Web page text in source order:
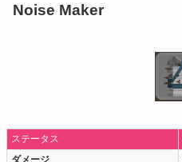
Noise Maker
ステータス